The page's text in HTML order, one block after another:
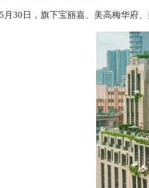
月30日，旗下宝丽嘉、美高梅华府